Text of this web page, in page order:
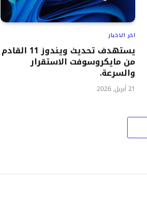
اخر الاخبار
يستهدف تحديث ويندوز 11 القادم
من مايكروسوفت الاستقرار
والسرعة.
21 أبريل, 2026